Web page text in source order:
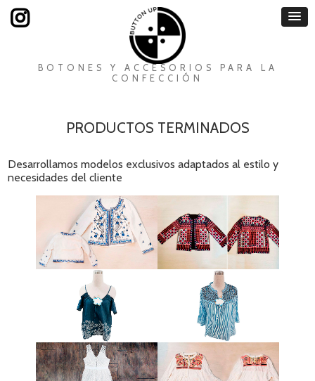
BOTONES Y ACCESORIOS PARA LA
CONFECCIÓN
PRODUCTOS TERMINADOS
Desarrollamos modelos exclusivos adaptados al estilo y
necesidades del cliente